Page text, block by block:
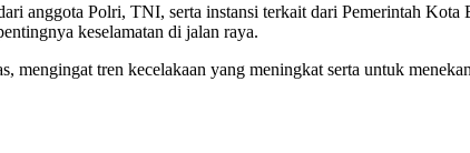
anggota Polri, TNI, serta instansi terkait dari Pemerintah
keselamatan di jalan raya.
mengingat tren kecelakaan yang meningkat serta untuk